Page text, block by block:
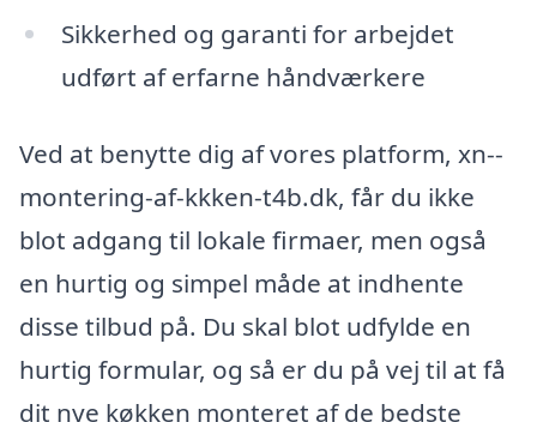
Sikkerhed og garanti for arbejdet
udført af erfarne håndværkere
Ved at benytte dig af vores platform, xn--
montering-af-kkken-t4b.dk, får du ikke
blot adgang til lokale firmaer, men også
en hurtig og simpel måde at indhente
disse tilbud på. Du skal blot udfylde en
hurtig formular, og så er du på vej til at få
dit nye køkken monteret af de bedste